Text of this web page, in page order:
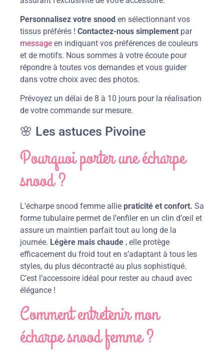
Personnalisez votre snood en sélectionnant vos
tissus préférés ! Contactez-nous simplement par
message en indiquant vos préférences de couleurs
et de motifs. Nous sommes à votre écoute pour
répondre à toutes vos demandes et vous guider
dans votre choix avec des photos.
Prévoyez un délai de 8 à 10 jours pour la réalisation
de votre commande sur mesure.
🌸 Les astuces Pivoine
Pourquoi porter une écharpe
snood ?
L’écharpe snood femme allie praticité et confort. Sa
forme tubulaire permet de l’enfiler en un clin d’œil et
assure un maintien parfait tout au long de la
journée. Légère mais chaude , elle protège
efficacement du froid tout en s’adaptant à tous les
styles, du plus décontracté au plus sophistiqué.
C’est l’accessoire idéal pour rester au chaud avec
élégance !
Comment entretenir mon
écharpe snood femme ?